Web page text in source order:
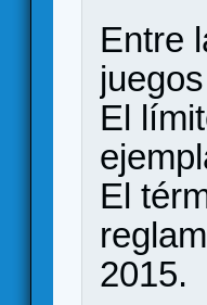
Entre
El
El
2015.